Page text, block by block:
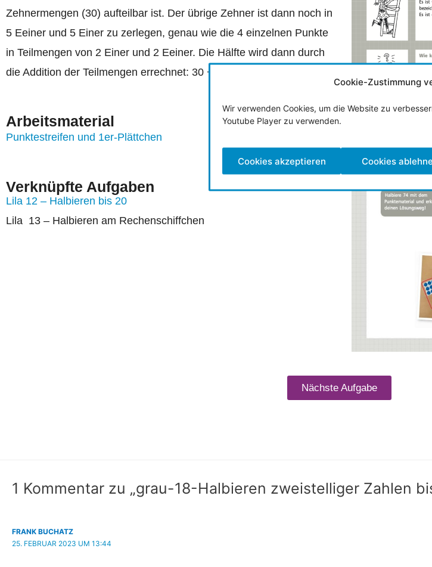
Cookie-Zustimmung
Wir verwenden Cookies, um die Website zu
Youtube Player zu verwenden.
Cookies akzeptieren Cookies
Zehnermengen (30) aufteilbar ist. Der übrige Zehner ist dann noch in
5 Eeiner und 5 Einer zu zerlegen, genau wie die 4 einzelnen Punkte
in Teilmengen von 2 Einer und 2 Eeiner. Die Hälfte wird dann durch
die Addition der Teilmengen errechnet: 30 + 5 + 2 = 37.
Arbeitsmaterial
Punktestreifen und 1er-Plättchen
Verknüpfte Aufgaben
Lila 12 – Halbieren bis 20
Lila 13 – Halbieren am Rechenschiffchen
Nächste Aufgabe
1 Kommentar zu „grau-18-Halbieren zweistelliger Zahlen
FRANK BUCHATZ
25. FEBRUAR 2023 UM 13:44